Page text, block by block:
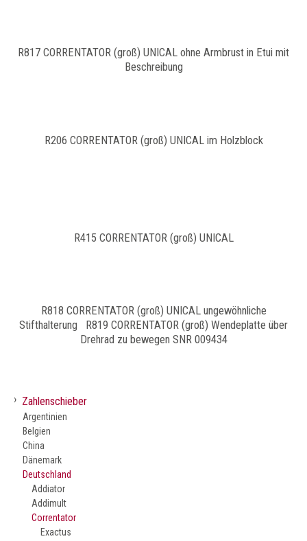
R817 CORRENTATOR (groß) UNICAL ohne Armbrust in Etui mit
Beschreibung
R206 CORRENTATOR (groß) UNICAL im Holzblock
R415 CORRENTATOR (groß) UNICAL
R818 CORRENTATOR (groß) UNICAL ungewöhnliche
Stifthalterung R819 CORRENTATOR (groß) Wendeplatte über
Drehrad zu bewegen SNR 009434
› Zahlenschieber
Argentinien
Belgien
China
Dänemark
Deutschland
Addiator
Addimult
Correntator
Exactus